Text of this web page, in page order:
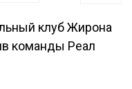
клуб Жирона
команды Реал